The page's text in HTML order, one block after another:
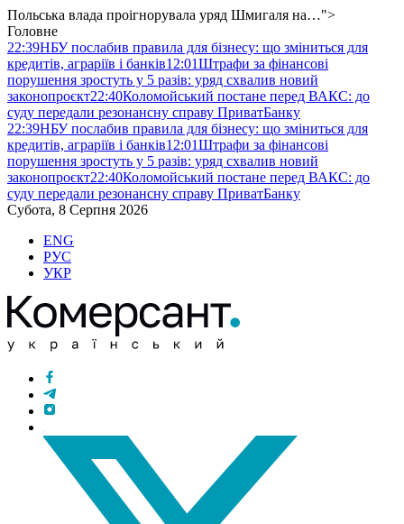
Польська влада проігнорувала уряд Шмигаля на…">
Головне
22:39НБУ послабив правила для бізнесу: що зміниться для
кредитів, аграріїв і банків12:01Штрафи за фінансові
порушення зростуть у 5 разів: уряд схвалив новий
законопроєкт22:40Коломойський постане перед ВАКС: до
суду передали резонансну справу ПриватБанку
22:39НБУ послабив правила для бізнесу: що зміниться для
кредитів, аграріїв і банків12:01Штрафи за фінансові
порушення зростуть у 5 разів: уряд схвалив новий
законопроєкт22:40Коломойський постане перед ВАКС: до
суду передали резонансну справу ПриватБанку
Субота, 8 Серпня 2026
ENG
РУС
УКР